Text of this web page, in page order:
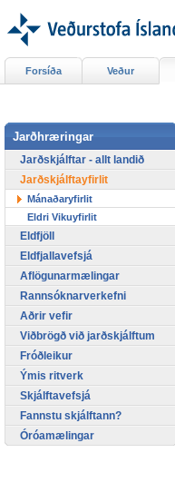
Forsíða Veður
Jarðhræringar
Jarðskjálftar - allt landið
Jarðskjálftayfirlit
Mánaðaryfirlit
Eldri Vikuyfirlit
Eldfjöll
Eldfjallavefsjá
Aflögunarmælingar
Rannsóknarverkefni
Aðrir vefir
Viðbrögð við jarðskjálftum
Fróðleikur
Ýmis ritverk
Skjálftavefsjá
Fannstu skjálftann?
Óróamælingar